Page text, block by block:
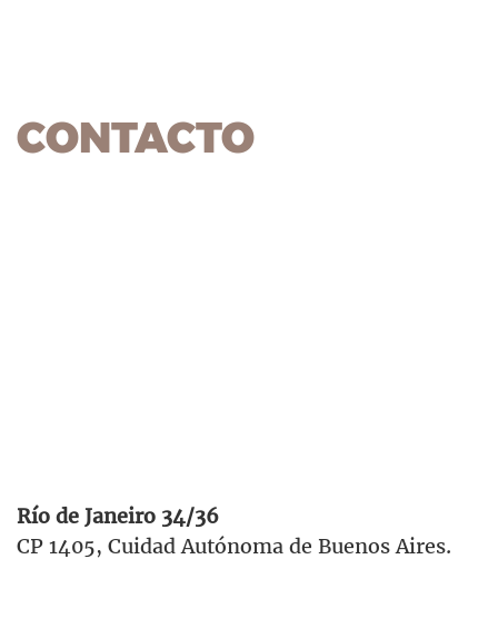
CONTACTO
Río de Janeiro 34/36
CP 1405, Cuidad Autónoma de Buenos Aires.